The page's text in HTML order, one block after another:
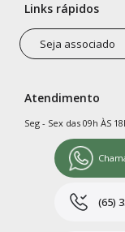
Links rápidos
Seja associado
Atendimento
Seg - Sex das 09h ÀS
(65)